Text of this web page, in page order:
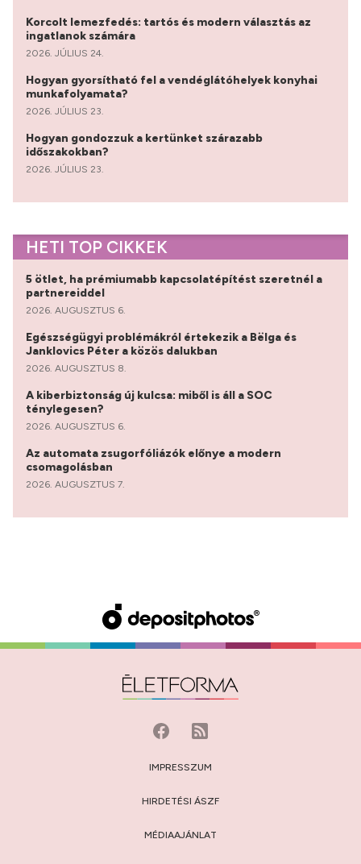
Korcolt lemezfedés: tartós és modern választás az
ingatlanok számára
2026. JÚLIUS 24.
Hogyan gyorsítható fel a vendéglátóhelyek konyhai
munkafolyamata?
2026. JÚLIUS 23.
Hogyan gondozzuk a kertünket szárazabb
időszakokban?
2026. JÚLIUS 23.
HETI TOP CIKKEK
5 ötlet, ha prémiumabb kapcsolatépítést szeretnél a
partnereiddel
2026. AUGUSZTUS 6.
Egészségügyi problémákról értekezik a Bëlga és
Janklovics Péter a közös dalukban
2026. AUGUSZTUS 8.
A kiberbiztonság új kulcsa: miből is áll a SOC
ténylegesen?
2026. AUGUSZTUS 6.
Az automata zsugorfóliázók előnye a modern
csomagolásban
2026. AUGUSZTUS 7.
IMPRESSZUM
HIRDETÉSI ÁSZF
MÉDIAAJÁNLAT